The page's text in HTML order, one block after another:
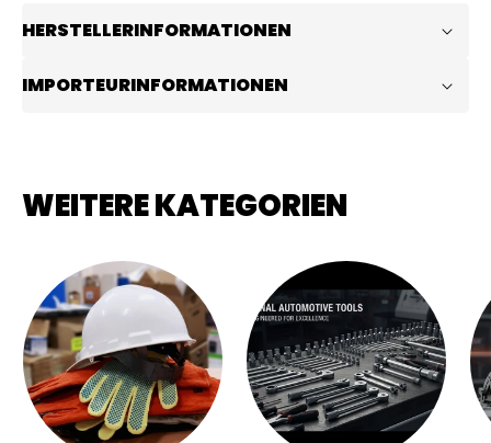
HERSTELLERINFORMATIONEN
IMPORTEURINFORMATIONEN
WEITERE KATEGORIEN